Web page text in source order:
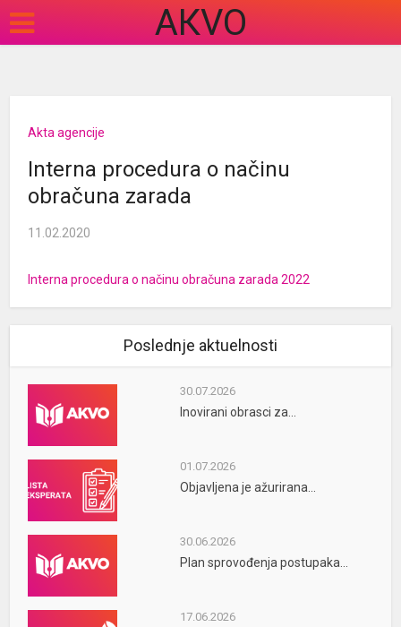
АКVO
Akta agencije
Interna procedura o načinu
obračuna zarada
11.02.2020
Interna procedura o načinu obračuna zarada 2022
Poslednje aktuelnosti
30.07.2026
Inovirani obrasci za...
01.07.2026
Objavljena je ažurirana...
30.06.2026
Plan sprovođenja postupaka...
17.06.2026